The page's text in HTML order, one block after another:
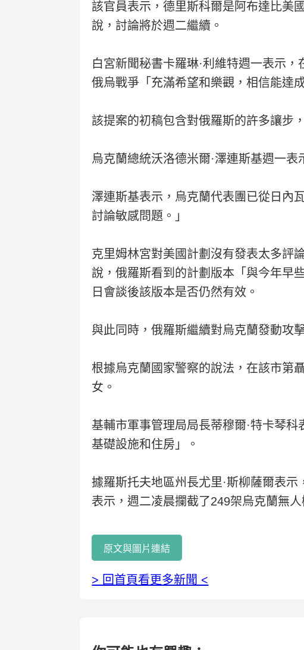
該官員表示，德里斯科爾是阿布達比美
說，討論將於週二繼續。
白宮新聞秘書卡羅琳·利維特週一表示
俄烏戰爭「充滿希望和樂觀，相信能達
該提案的初稿包含對俄羅斯的許多讓步
烏克蘭總統沃洛德米爾·澤連斯基週一
澤連斯基表示，烏克蘭代表團已從日內
討論敏感問題。」
克里姆林宮對美國計劃沒有發表太多評
說，俄羅斯看到的計劃版本「與今年早
日會談後該版本是否仍然有效。
與此同時，俄羅斯繼續對烏克蘭發動攻
根據烏克蘭國家警察的說法，在該市第
女。
基輔市軍事管理局局長蒂穆爾·特卡琴
基礎設施和住房」。
據羅斯托夫地區州長尤里·斯柳薩爾表
表示，週二凌晨攔截了249架烏克蘭無人
原文與圖片連結
> 回首頁看更多新聞 <